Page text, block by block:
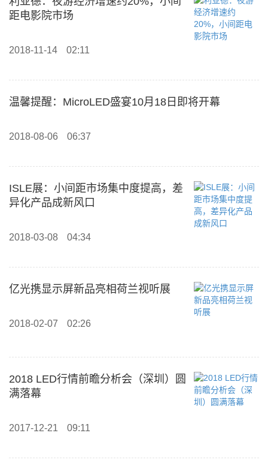
距电影院市场
2018-11-14 02:11
温馨提醒：MicroLED盛宴10月18日即将开幕
2018-08-06 06:37
ISLE展：小间距市场集中度提高，差
异化产品成新风口
2018-03-08 04:34
亿光携显示屏新品亮相荷兰视听展
2018-02-07 02:26
2018 LED行情前瞻分析会（深圳）圆
满落幕
2017-12-21 09:11